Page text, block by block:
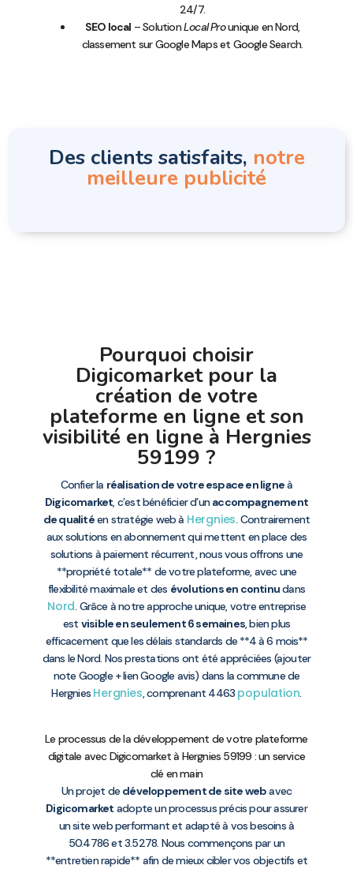
24/7.
SEO local – SolutionLocal Prounique en Nord,
classement sur Google Maps et Google Search.
Des clients satisfaits, notre
meilleure publicité
Pourquoi choisir
Digicomarket pour la
création de votre
plateforme en ligne et son
visibilité en ligne à Hergnies
59199 ?
Confier la réalisation de votre espace en ligneà
Digicomarket, c’est bénéficier d’unaccompagnement
de qualitéen stratégie web à Hergnies. Contrairement
aux solutions en abonnement qui mettent en place des
solutions à paiement récurrent, nous vous offrons une
**propriété totale** de votre plateforme, avec une
flexibilité maximale et des évolutions en continudans
Nord. Grâce à notre approche unique, votre entreprise
est visible en seulement 6 semaines, bien plus
efficacement que les délais standards de **4 à 6 mois**
dans le Nord. Nos prestations ont été appréciées (ajouter
note Google + lien Google avis) dans la commune de
Hergnies Hergnies, comprenant 4463 population.
Le processus de la développement de votre plateforme
digitale avec Digicomarket à Hergnies 59199 : un service
clé en main
Un projet de développement de site webavec
Digicomarket adopte un processus précis pour assurer
un site web performant et adapté à vos besoins à
50.4786 et 3.5278. Nous commençons par un
**entretien rapide** afin de mieux cibler vos objectifs et